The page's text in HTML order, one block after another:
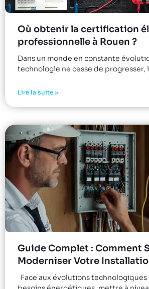
Où obtenir la certification
professionnelle à Rouen ?
Dans un monde en constante
technologie ne cesse de progresser,
Lire la suite »
Guide Complet : Comment
Moderniser Votre
Face aux évolutions technologiques